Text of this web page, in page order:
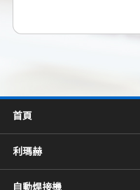
首頁
利瑪赫
自動焊接機